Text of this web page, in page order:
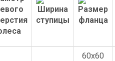
60x60